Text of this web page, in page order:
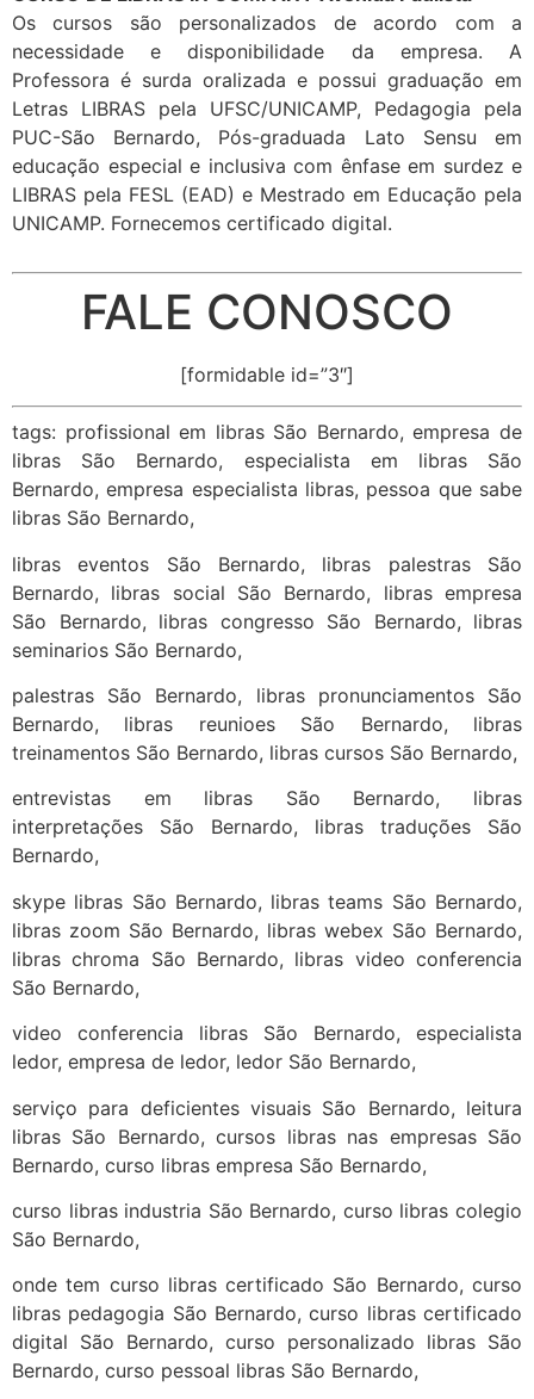
Os cursos são personalizados de acordo com a
necessidade e disponibilidade da empresa. A
Professora é surda oralizada e possui graduação em
Letras LIBRAS pela UFSC/UNICAMP, Pedagogia pela
PUC-São Bernardo, Pós-graduada Lato Sensu em
educação especial e inclusiva com ênfase em surdez e
LIBRAS pela FESL (EAD) e Mestrado em Educação pela
UNICAMP. Fornecemos certificado digital.
FALE CONOSCO
[formidable id=”3″]
tags: profissional em libras São Bernardo, empresa de
libras São Bernardo, especialista em libras São
Bernardo, empresa especialista libras, pessoa que sabe
libras São Bernardo,
libras eventos São Bernardo, libras palestras São
Bernardo, libras social São Bernardo, libras empresa
São Bernardo, libras congresso São Bernardo, libras
seminarios São Bernardo,
palestras São Bernardo, libras pronunciamentos São
Bernardo, libras reunioes São Bernardo, libras
treinamentos São Bernardo, libras cursos São Bernardo,
entrevistas em libras São Bernardo, libras
interpretações São Bernardo, libras traduções São
Bernardo,
skype libras São Bernardo, libras teams São Bernardo,
libras zoom São Bernardo, libras webex São Bernardo,
libras chroma São Bernardo, libras video conferencia
São Bernardo,
video conferencia libras São Bernardo, especialista
ledor, empresa de ledor, ledor São Bernardo,
serviço para deficientes visuais São Bernardo, leitura
libras São Bernardo, cursos libras nas empresas São
Bernardo, curso libras empresa São Bernardo,
curso libras industria São Bernardo, curso libras colegio
São Bernardo,
onde tem curso libras certificado São Bernardo, curso
libras pedagogia São Bernardo, curso libras certificado
digital São Bernardo, curso personalizado libras São
Bernardo, curso pessoal libras São Bernardo,